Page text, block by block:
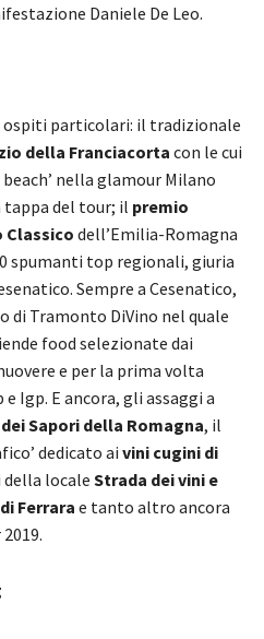
Daniele De Leo.
ospiti particolari: il tradizionale
della Franciacortacon le cui
nella glamour Milano
del tour; il premio
Classico dell’Emilia-Romagna
spumanti top regionali, giuria
Sempre a Cesenatico,
di Tramonto DiVino nel quale
food selezionate dai
e per la prima volta
Igp. E ancora, gli assaggi a
Sapori della Romagna, il
dedicato ai vini cugini di
locale Strada dei vini e
Ferrara e tanto altro ancora